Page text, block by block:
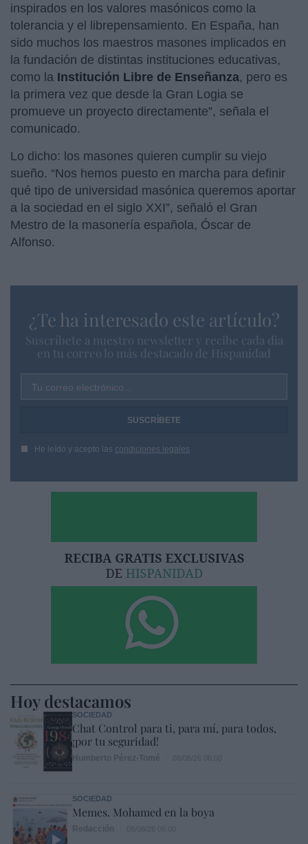
inspirados en los valores masónicos como la
tolerancia y el librepensamiento. En España, han
sido muchos los maestros masones implicados en
la fundación de distintas instituciones educativas,
como la Institución Libre de Enseñanza, pero es
la primera vez que desde la Gran Logia se
promueve un proyecto directamente”, señala el
comunicado.
Lo dicho: los masones quieren cumplir su viejo
sueño. “Nos hemos puesto en marcha para definir
qué tipo de universidad masónica queremos aportar
a la sociedad en el siglo XXI”, señaló el Gran
Mestro de la masonería española, Óscar de
Alfonso.
¿Te ha interesado este artículo?
Suscríbete a nuestro newsletter y recibe cada dia
en tu correo lo más destacado de Hispanidad
Tu correo electrónico...
He leído y acepto las condiciones legales
Hoy destacamos
SOCIEDAD
Chat Control para ti, para mí, para todos,
¡por tu seguridad!
SOCIEDAD
Memes. Mohamed en la boya